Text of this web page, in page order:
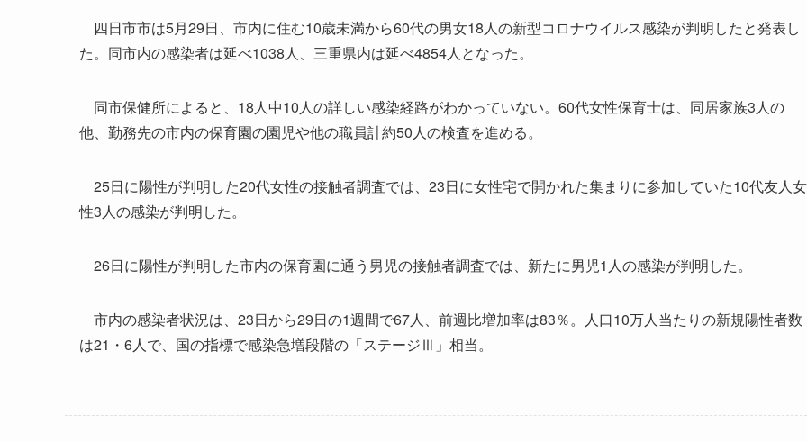
四日市市は5月29日、市内に住む10歳未満から60代の男女18人の新型コロナウイルス感染が判明したと発表し
た。同市内の感染者は延べ1038人、三重県内は延べ4854人となった。
同市保健所によると、18人中10人の詳しい感染経路がわかっていない。60代女性保育士は、同居家族3人の
他、勤務先の市内の保育園の園児や他の職員計約50人の検査を進める。
25日に陽性が判明した20代女性の接触者調査では、23日に女性宅で開かれた集まりに参加していた10代友人女
性3人の感染が判明した。
26日に陽性が判明した市内の保育園に通う男児の接触者調査では、新たに男児1人の感染が判明した。
市内の感染者状況は、23日から29日の1週間で67人、前週比増加率は83％。人口10万人当たりの新規陽性者数
は21・6人で、国の指標で感染急増段階の「ステージⅢ」相当。